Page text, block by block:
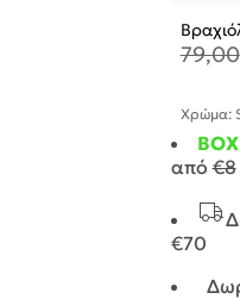
79,00
Χρώμα:
από€8
€70